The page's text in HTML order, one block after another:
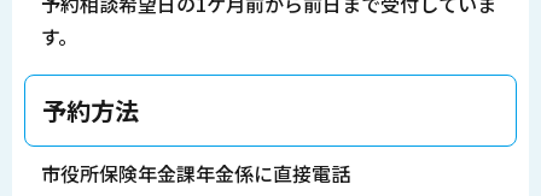
す。
予約方法
市役所保険年金課年金係に直接電話